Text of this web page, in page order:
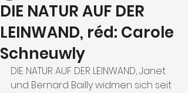
DIE NATUR AUF DER
LEINWAND, réd: Carole
Schneuwly
DIE NATUR AUF DER LEINWAND, Janet
und Bernard Bailly widmen sich seit